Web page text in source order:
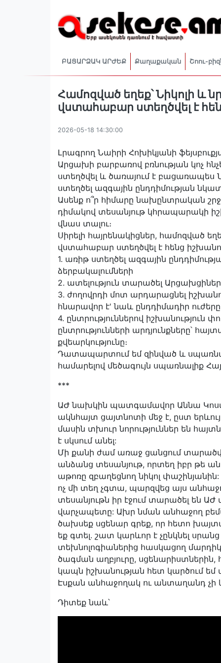
ԲԱՑԱՐՁԱԿ ԱՐԺԵՔ Քաղաքական Շոու-
Համոզված եղեք՝ Նիկոլի և
վստահաբար ստեղծվել է
2026-05-18 14:30:00
Լրագրող Նաիրի Հոխիկյանի
Արցախի բարբառով բռնության կոչ
ստեղծվել և ծառայում է բացառապես
ստեղծել ազգային ընդդիմության
Ասենք ո՞ր հիմարը նախընտրական
դիմակով տեսանյութ կհրապարակի
վնաս տալու։
Սիրելի հայրենակիցներ, համոզված
վստահաբար ստեղծվել է հենց
1. առիթ ստեղծել ազգային
ձերբակալումների
2. ատելություն տարածել
3. ժողովրդի մոտ արդարացնել
հնարավոր է' նաև ընդդիմադիր
4. ընտրություններով իշխանություն
ընտրությունների արդյունքները՝
քվեարկությունը։
Դատապարտում եմ զինված և
համարելով մեծագույն սպառնալիք
***
ԱԺ նախկին պատգամավոր Աննա
ակնհայտ ցայտնոտի մեջ է, ըստ
մասին տխուր նորություններ են
է սկսում անել:
Մի քանի ժամ առաջ ցանցում
անձանց տեսանյութ, որտեղ իբր թե
աթոռը զբաղեցնող նիկոլ
ոչ մի տեղ չգտա, պարզվեց այս
տեսանյութն իր էջում տարածել են
վարչապետը: Ախր նման անհաջող
ծախսեք սցենար գրեք, որ հետո
եք գտել. շատ կարևոր է չընկնել
տեխնոլոգիաներից հասկացող
ծագման աղբյուրը, սցենարիստներին,
կապն իշխանության հետ կարծում եմ
Էսքան անհաջողակ ու անտաղանդ չի
Դիտեք նաև՝